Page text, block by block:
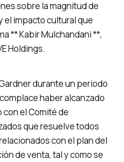
sobre la magnitud de
el impacto cultural que
** Kabir Mulchandani **,
Holdings.
durante un periodo
haber alcanzado
el Comité de
que resuelve todos
con el plan del
de venta, tal y como se